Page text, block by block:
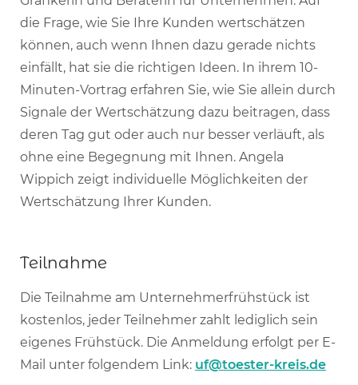
die Frage, wie Sie Ihre Kunden wertschätzen
können, auch wenn Ihnen dazu gerade nichts
einfällt, hat sie die richtigen Ideen. In ihrem 10-
Minuten-Vortrag erfahren Sie, wie Sie allein durch
Signale der Wertschätzung dazu beitragen, dass
deren Tag gut oder auch nur besser verläuft, als
ohne eine Begegnung mit Ihnen. Angela
Wippich zeigt individuelle Möglichkeiten der
Wertschätzung Ihrer Kunden.
Teilnahme
Die Teilnahme am Unternehmerfrühstück ist
kostenlos, jeder Teilnehmer zahlt lediglich sein
eigenes Frühstück. Die Anmeldung erfolgt per E-
Mail unter folgendem Link: uf@toester-kreis.de